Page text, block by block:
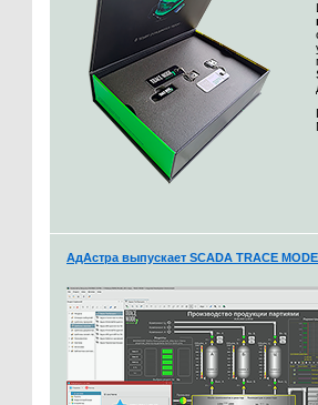
АдАстра выпускает SCADA TRACE